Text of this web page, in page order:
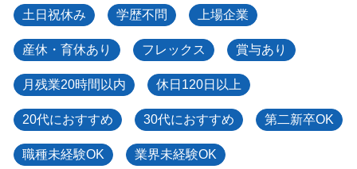
土日祝休み 学歴不問 上場企業
産休・育休あり フレックス 賞与あり
月残業20時間以内 休日120日以上
20代におすすめ 30代におすすめ 第二新卒OK
職種未経験OK 業界未経験OK